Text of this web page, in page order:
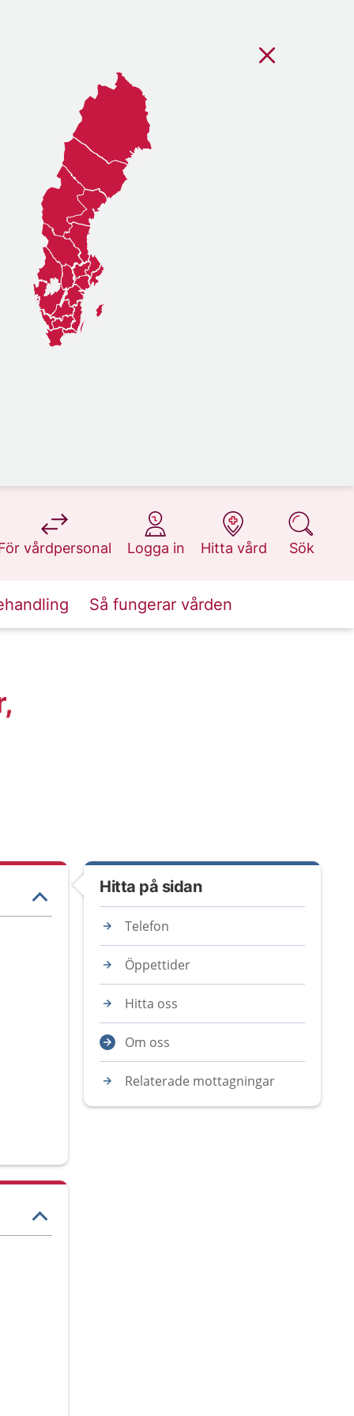
vårdpersonal
på 1177.se
Logga in
på 1177.se
Hitta vård
på 1177.se
Sök
på 1177.se
Så fungerar vården
Hitta på sidan
Telefon
Öppettider
Hitta oss
Om oss
Relaterade mottagningar